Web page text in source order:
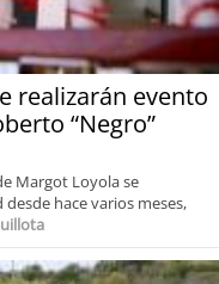
realizarán evento
“Negro”
Margot Loyola se
hace varios meses,